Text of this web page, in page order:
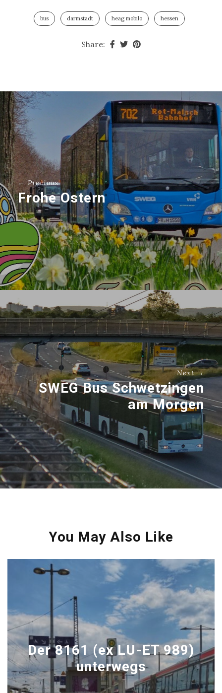
bus darmstadt heag mobilo hessen
Share:
← Previous
Frohe Ostern
Next →
SWEG Bus Schwetzingen
am Morgen
You May Also Like
Der 8161 (ex LU-ET 989)
unterwegs